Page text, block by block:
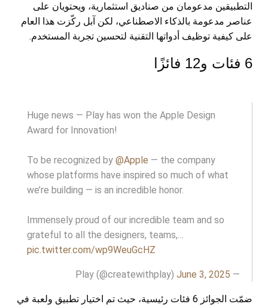
التطبيقين مدعومان من صناديق استثمارية، ويحتويان على
عناصر مدعومة بالذكاء الاصطناعي، لكن آبل ركّزت هذا العام
على كيفية توظيف أدواتها التقنية لتحسين تجربة المستخدم.
6 فئات و12 فائزًا
Huge news — Play has won the Apple Design
Award for Innovation!
To be recognized by @Apple — the company
whose platforms have inspired so much of what
we’re building — is an incredible honor.
Immensely proud of our incredible team and so
grateful to all the designers, teams,…
pic.twitter.com/wp9WeuGcHZ
— Play (@createwithplay)
June 3, 2025
ضمّت الجوائز 6 فئات رئيسية، حيث تم اختيار تطبيق ولعبة في